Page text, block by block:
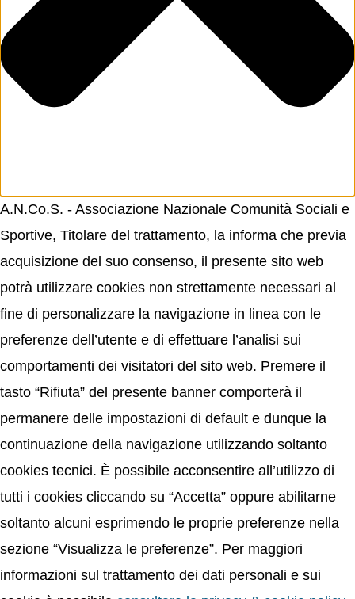
A.N.Co.S. - Associazione Nazionale Comunità Sociali e
Sportive, Titolare del trattamento, la informa che previa
acquisizione del suo consenso, il presente sito web
potrà utilizzare cookies non strettamente necessari al
fine di personalizzare la navigazione in linea con le
preferenze dell’utente e di effettuare l’analisi sui
comportamenti dei visitatori del sito web. Premere il
tasto “Rifiuta” del presente banner comporterà il
permanere delle impostazioni di default e dunque la
continuazione della navigazione utilizzando soltanto
cookies tecnici. È possibile acconsentire all’utilizzo di
tutti i cookies cliccando su “Accetta” oppure abilitarne
soltanto alcuni esprimendo le proprie preferenze nella
sezione “Visualizza le preferenze”. Per maggiori
informazioni sul trattamento dei dati personali e sui